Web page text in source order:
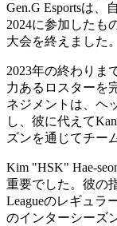
Gen.G Esportsは、
2024に参加したも
大会を終えました。
2023年の終わりま
力あるロスターを
ネジメントは、ヘ
し、彼に代えて
ズンを通じてチー
Kim "HSK" Hae-
重要でした。彼の
Leagueのレギュラ
のインターシーズ